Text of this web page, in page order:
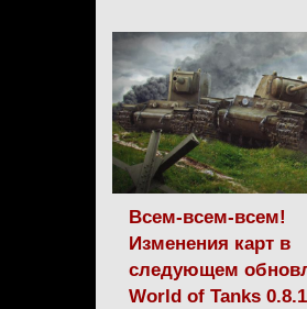
Всем-всем-всем!
Изменения карт в
следующем
World of Tanks